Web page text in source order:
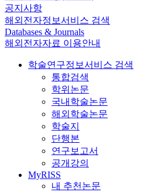
공지사항
해외전자정보서비스 검색
Databases & Journals
해외전자자료 이용안내
학술연구정보서비스 검색
통합검색
학위논문
국내학술논문
해외학술논문
학술지
단행본
연구보고서
공개강의
MyRISS
내 추천논문